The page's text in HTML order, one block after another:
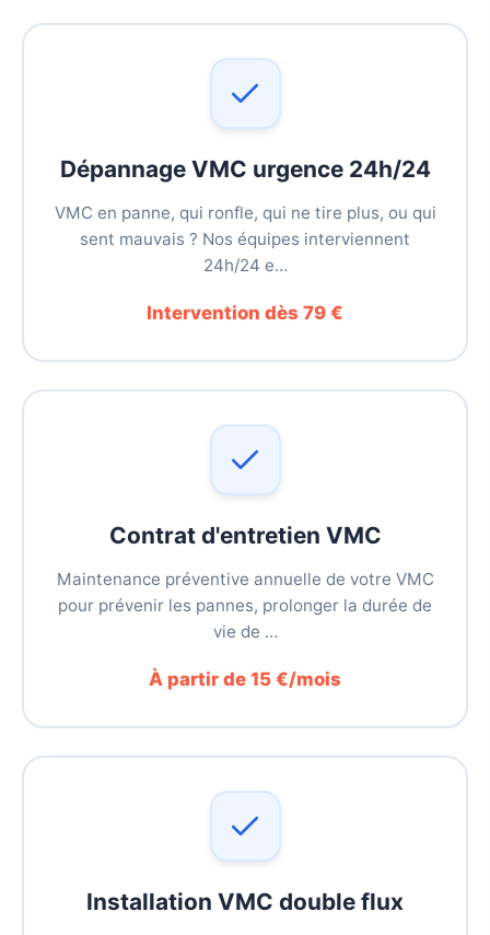
Dépannage VMC urgence 24h/24
VMC en panne, qui ronfle, qui ne tire plus, ou qui
sent mauvais ? Nos équipes interviennent
24h/24 e…
Intervention dès 79 €
Contrat d'entretien VMC
Maintenance préventive annuelle de votre VMC
pour prévenir les pannes, prolonger la durée de
vie de …
À partir de 15 €/mois
Installation VMC double flux